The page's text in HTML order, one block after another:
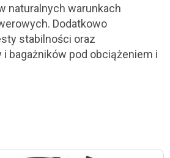
naturalnych warunkach
Dodatkowo
stabilności oraz
bagażników pod obciążeniem i